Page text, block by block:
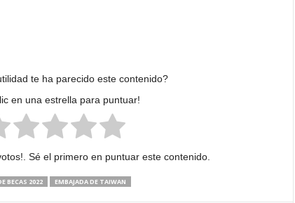
te ha parecido este contenido?
en una estrella para puntuar!
Sé el primero en puntuar este contenido.
BECAS 2022 EMBAJADA DE TAIWAN